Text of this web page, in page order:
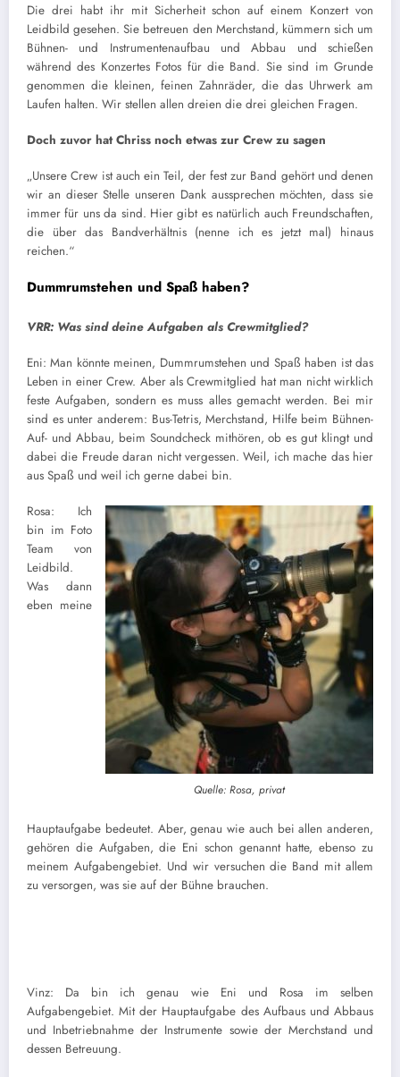
Die drei habt ihr mit Sicherheit schon auf einem Konzert von
Leidbild gesehen. Sie betreuen den Merchstand, kümmern sich um
Bühnen- und Instrumentenaufbau und Abbau und schießen
während des Konzertes Fotos für die Band. Sie sind im Grunde
genommen die kleinen, feinen Zahnräder, die das Uhrwerk am
Laufen halten. Wir stellen allen dreien die drei gleichen Fragen.
Doch zuvor hat Chriss noch etwas zur Crew zu sagen
„Unsere Crew ist auch ein Teil, der fest zur Band gehört und denen
wir an dieser Stelle unseren Dank aussprechen möchten, dass sie
immer für uns da sind. Hier gibt es natürlich auch Freundschaften,
die über das Bandverhältnis (nenne ich es jetzt mal) hinaus
reichen.“
Dummrumstehen und Spaß haben?
VRR: Was sind deine Aufgaben als Crewmitglied?
Eni: Man könnte meinen, Dummrumstehen und Spaß haben ist das
Leben in einer Crew. Aber als Crewmitglied hat man nicht wirklich
feste Aufgaben, sondern es muss alles gemacht werden. Bei mir
sind es unter anderem: Bus-Tetris, Merchstand, Hilfe beim Bühnen-
Auf- und Abbau, beim Soundcheck mithören, ob es gut klingt und
dabei die Freude daran nicht vergessen. Weil, ich mache das hier
aus Spaß und weil ich gerne dabei bin.
Quelle: Rosa, privat
Rosa: Ich
bin im Foto
Team von
Leidbild.
Was dann
eben meine
Hauptaufgabe bedeutet. Aber, genau wie auch bei allen anderen,
gehören die Aufgaben, die Eni schon genannt hatte, ebenso zu
meinem Aufgabengebiet. Und wir versuchen die Band mit allem
zu versorgen, was sie auf der Bühne brauchen.
Vinz: Da bin ich genau wie Eni und Rosa im selben
Aufgabengebiet. Mit der Hauptaufgabe des Aufbaus und Abbaus
und Inbetriebnahme der Instrumente sowie der Merchstand und
dessen Betreuung.